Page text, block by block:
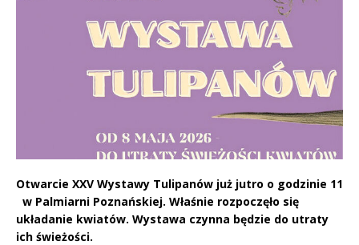
Otwarcie XXV Wystawy Tulipanów już jutro o godzinie 11
w Palmiarni Poznańskiej. Właśnie rozpoczęło się
układanie kwiatów. Wystawa czynna będzie do utraty
ich świeżości.